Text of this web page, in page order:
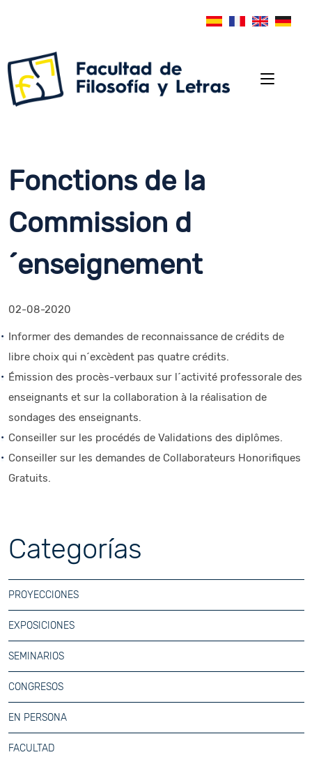
Fonctions de la
Commission d
´enseignement
02-08-2020
Informer des demandes de reconnaissance de crédits de
libre choix qui n´excèdent pas quatre crédits.
Émission des procès-verbaux sur l´activité professorale des
enseignants et sur la collaboration à la réalisation de
sondages des enseignants.
Conseiller sur les procédés de Validations des diplômes.
Conseiller sur les demandes de Collaborateurs Honorifiques
Gratuits.
Categorías
PROYECCIONES
EXPOSICIONES
SEMINARIOS
CONGRESOS
EN PERSONA
FACULTAD